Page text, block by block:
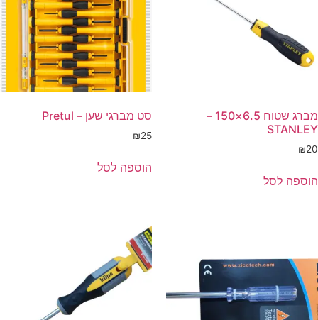
מברג שטוח 6.5×150 –
STANLEY
₪20
הוספה לסל
סט מברגי שען – Pretul
₪25
הוספה לסל